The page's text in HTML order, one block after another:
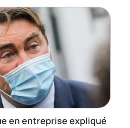
en entreprise expliqué